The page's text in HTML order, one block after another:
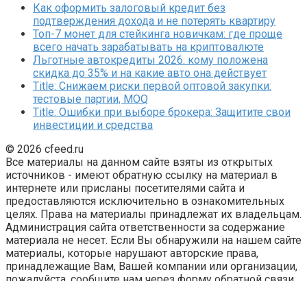
Как оформить залоговый кредит без
подтверждения дохода и не потерять квартиру
Топ-7 монет для стейкинга новичкам: где проще
всего начать зарабатывать на криптовалюте
Льготные автокредиты 2026: кому положена
скидка до 35% и на какие авто она действует
Title: Снижаем риски первой оптовой закупки:
тестовые партии, MOQ
Title: Ошибки при выборе брокера: Защитите свои
инвестиции и средства
© 2026 cfeed.ru
Все материалы на данном сайте взяты из открытых
источников - имеют обратную ссылку на материал в
интернете или присланы посетителями сайта и
предоставляются исключительно в ознакомительных
целях. Права на материалы принадлежат их владельцам.
Администрация сайта ответственности за содержание
материала не несет. Если Вы обнаружили на нашем сайте
материалы, которые нарушают авторские права,
принадлежащие Вам, Вашей компании или организации,